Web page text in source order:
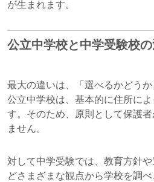
が生まれます。
公立中学校と中学受験校
最大の違いは、「選べるかどうか
公立中学校は、基本的に住所に
す。そのため、原則として保護
ません。
対して中学受験では、教育方針
どさまざまな観点から学校を調べ